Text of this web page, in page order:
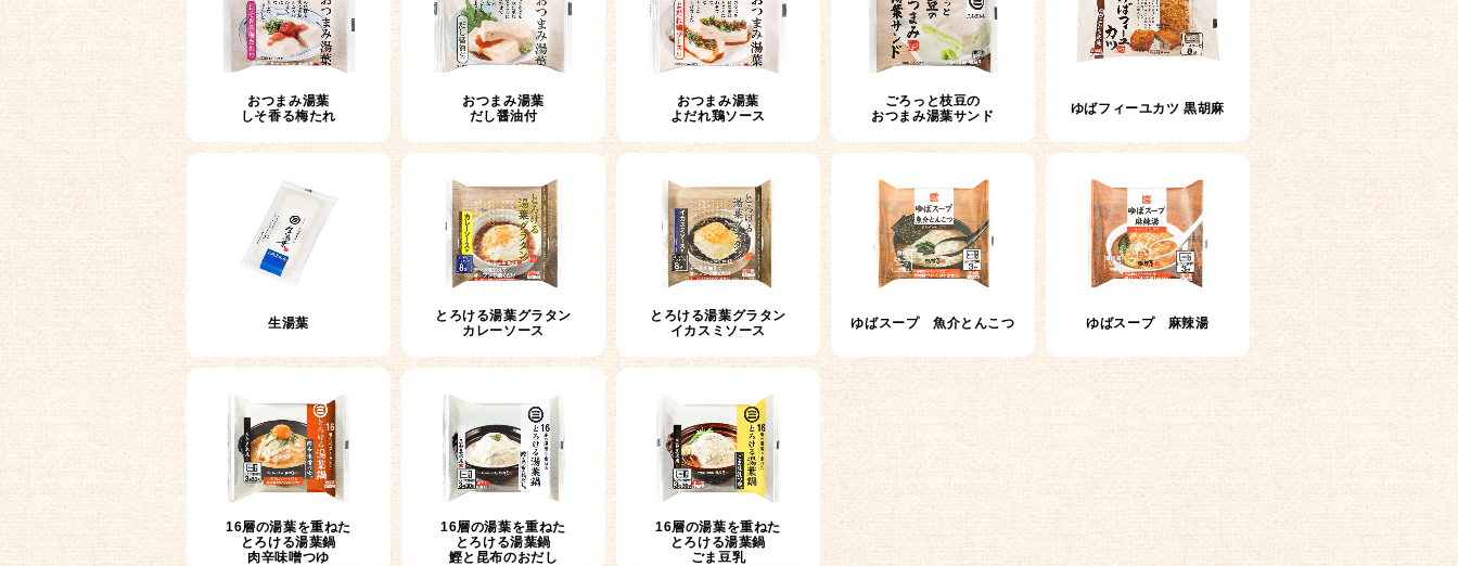
おつまみ湯葉
しそ香る梅たれ
おつまみ湯葉
だし醤油付
おつまみ湯葉
よだれ鶏ソース
ごろっと枝豆の
おつまみ湯葉サンド
ゆばフィーユカツ 黒胡麻
生湯葉
とろける湯葉グラタン
カレーソース
とろける湯葉グラタン
イカスミソース
ゆばスープ 魚介とんこつ ゆばスープ 麻辣湯
16層の湯葉を重ねた
とろける湯葉鍋
肉辛味噌つゆ
16層の湯葉を重ねた
とろける湯葉鍋
鰹と昆布のおだし
16層の湯葉を重ねた
とろける湯葉鍋
ごま豆乳